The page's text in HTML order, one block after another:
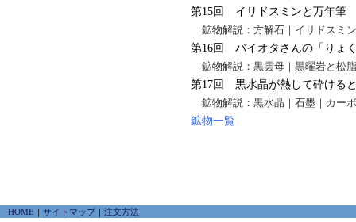
第15回 イリドスミンと万年筆
鉱物解説：方解石｜イリドスミン
第16回 バイオタさんの「りょ
鉱物解説：黒雲母｜黒曜岩と松
第17回 黒水晶が熱して砕ける
鉱物解説：黒水晶｜石墨｜カー
鉱物一覧
HOME ｜ サイトマップ｜ 注文方法